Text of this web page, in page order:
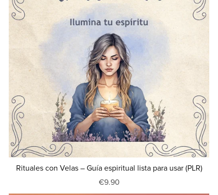
Rituales con Velas – Guía espiritual lista para usar (PLR)
€9.90